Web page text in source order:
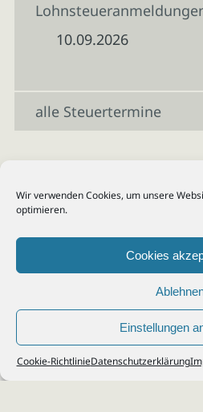
Wir verwenden Cookies, um unsere
optimieren.
Cookies
Einstellungen
Cookie-RichtlinieDatenschutzerklärung
10.09.2026
alle Steuertermine
© 2026Steuerberater Kempf, Köln -